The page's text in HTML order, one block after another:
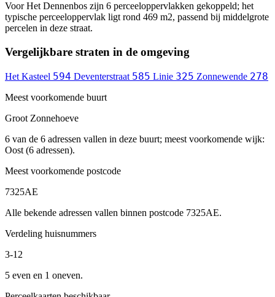
Voor Het Dennenbos zijn 6 perceeloppervlakken gekoppeld; het
typische perceeloppervlak ligt rond 469 m2, passend bij middelgrote
percelen in deze straat.
Vergelijkbare straten in de omgeving
Het Kasteel 594 Deventerstraat 585 Linie 325 Zonnewende 278
Meest voorkomende buurt
Groot Zonnehoeve
6 van de 6 adressen vallen in deze buurt; meest voorkomende wijk:
Oost (6 adressen).
Meest voorkomende postcode
7325AE
Alle bekende adressen vallen binnen postcode 7325AE.
Verdeling huisnummers
3-12
5 even en 1 oneven.